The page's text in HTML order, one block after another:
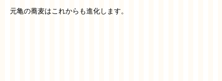
元亀の蕎麦はこれからも進化します。